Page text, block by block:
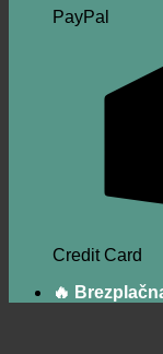
PayPal
Credit Card
🔥